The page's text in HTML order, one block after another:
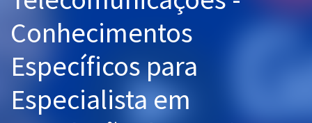
OAB
Questões grátis
Conhecimentos
Específicos para
Especialista em